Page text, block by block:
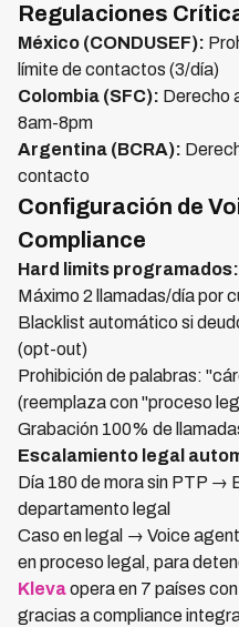
Regulaciones
México (CONDUSEF):
límite de contactos (3/día)
Colombia (SFC): Derecho
8am-8pm
Argentina (BCRA):
contacto
Configuración de
Compliance
Hard limits programados:
Máximo 2 llamadas/día por
Blacklist automático si
(opt-out)
Prohibición de palabras:
(reemplaza con "proceso
Grabación 100% de
Escalamiento legal
Día 180 de mora sin PTP →
departamento legal
Caso en legal → Voice
en proceso legal, para
Klevaopera en 7 países con
gracias a compliance